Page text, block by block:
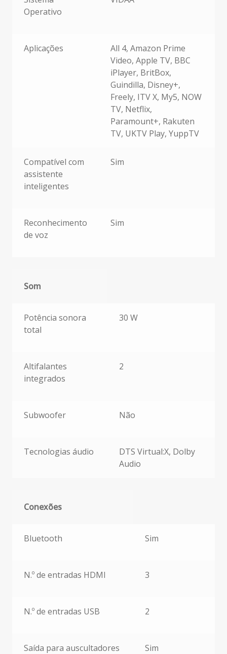
Operativo
Aplicações
All 4, Amazon Prime
Video, Apple TV, BBC
iPlayer, BritBox,
Guindilla, Disney+,
Freely, ITV X, My5, NOW
TV, Netflix,
Paramount+, Rakuten
TV, UKTV Play, YuppTV
Compatível com
assistente
inteligentes
Sim
Reconhecimento
de voz
Sim
Som
Potência sonora
total
30 W
Altifalantes
integrados
2
Subwoofer Não
Tecnologias áudio
DTS Virtual:X, Dolby
Audio
Conexões
Bluetooth Sim
N.º de entradas HDMI 3
N.º de entradas USB 2
Saída para auscultadores Sim